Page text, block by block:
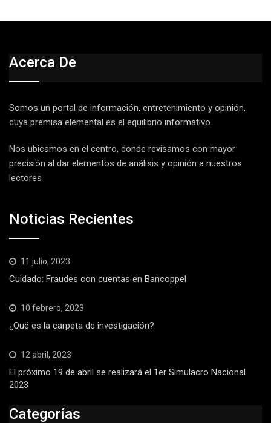
Acerca De
Somos un portal de información, entretenimiento y opinión,
cuya premisa elemental es el equilibrio informativo.
Nos ubicamos en el centro, donde revisamos con mayor
precisión al dar elementos de análisis y opinión a nuestros
lectores
Noticias Recientes
11 julio, 2023
Cuidado: Fraudes con cuentas en Bancoppel
10 febrero, 2023
¿Qué es la carpeta de investigación?
12 abril, 2023
El próximo 19 de abril se realizará el 1er Simulacro Nacional
2023
Categorías